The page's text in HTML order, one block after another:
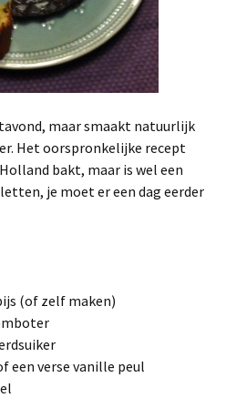
maar smaakt natuurlijk
Het oorspronkelijke recept
bakt, maar is wel een
je moet er een dag eerder
(of zelf maken)
een verse vanille peul